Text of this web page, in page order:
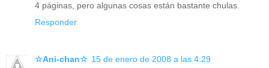
4 páginas, pero algunas cosas están bastante chulas.
Responder
☆Ani-chan☆ 15 de enero de 2008 a las 4:29